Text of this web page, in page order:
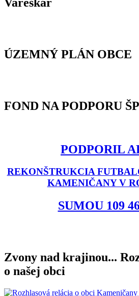
ÚZEMNÝ PLÁN OBCE
FOND NA PODPORU
PODPORIL
REKONŠTRUKCIA
KAMENIČANY V
SUMOU 109
Zvony nad krajinou...
o našej obci